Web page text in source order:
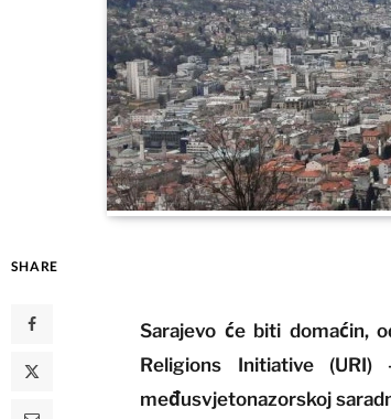
SHARE
Sarajevo će biti domaćin,
Religions Initiative
međusvjetonazorskoj